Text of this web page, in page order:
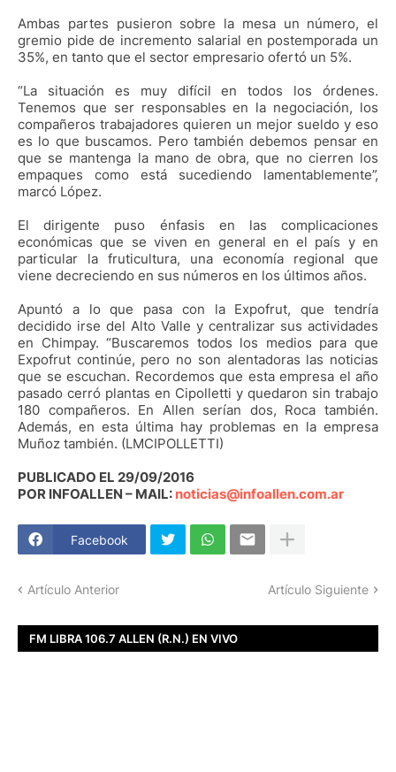
Ambas partes pusieron sobre la mesa un número, el
gremio pide de incremento salarial en postemporada un
35%, en tanto que el sector empresario ofertó un 5%.
“La situación es muy difícil en todos los órdenes.
Tenemos que ser responsables en la negociación, los
compañeros trabajadores quieren un mejor sueldo y eso
es lo que buscamos. Pero también debemos pensar en
que se mantenga la mano de obra, que no cierren los
empaques como está sucediendo lamentablemente”,
marcó López.
El dirigente puso énfasis en las complicaciones
económicas que se viven en general en el país y en
particular la fruticultura, una economía regional que
viene decreciendo en sus números en los últimos años.
Apuntó a lo que pasa con la Expofrut, que tendría
decidido irse del Alto Valle y centralizar sus actividades
en Chimpay. “Buscaremos todos los medios para que
Expofrut continúe, pero no son alentadoras las noticias
que se escuchan. Recordemos que esta empresa el año
pasado cerró plantas en Cipolletti y quedaron sin trabajo
180 compañeros. En Allen serían dos, Roca también.
Además, en esta última hay problemas en la empresa
Muñoz también. (LMCIPOLLETTI)
PUBLICADO EL 29/09/2016
POR INFOALLEN – MAIL: noticias@infoallen.com.ar
Facebook
Artículo Anterior Artículo Siguiente
FM LIBRA 106.7 ALLEN (R.N.) EN VIVO